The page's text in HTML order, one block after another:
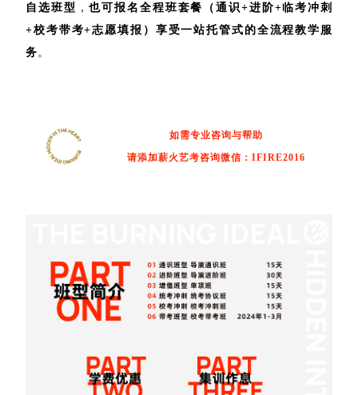
自选班型 ，也可报名全程班套餐（通识+进阶+临考冲刺
+校考带考+志愿填报）享受一站托管式的全流程教学服
务 。
如需专业咨询与帮助
请添加薪火艺考咨询微信：IFIRE2016